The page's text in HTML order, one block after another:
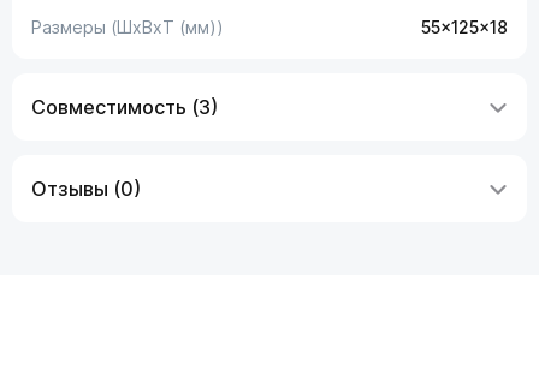
Размеры (ШxВxТ (мм))
55x125x18
Совместимость (3)
Отзывы (0)